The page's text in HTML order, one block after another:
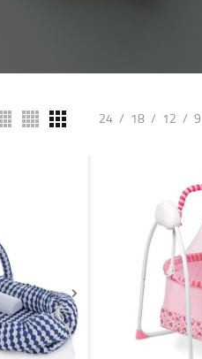
9
12
18
24